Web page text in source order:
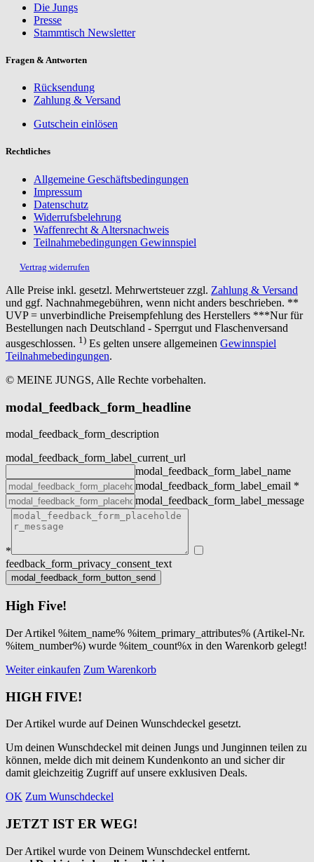
Die Jungs
Presse
Stammtisch Newsletter
Fragen & Antworten
Rücksendung
Zahlung & Versand
Gutschein einlösen
Rechtliches
Allgemeine Geschäftsbedingungen
Impressum
Datenschutz
Widerrufsbelehrung
Waffenrecht & Altersnachweis
Teilnahmebedingungen Gewinnspiel
Vertrag widerrufen
Alle Preise inkl. gesetzl. Mehrwertsteuer zzgl. Zahlung & Versand
und ggf. Nachnahmegebühren, wenn nicht anders beschrieben. **
UVP = unverbindliche Preisempfehlung des Herstellers ***Nur für
Bestellungen nach Deutschland - Sperrgut und Flaschenversand
ausgeschlossen. 1) Es gelten unsere allgemeinen Gewinnspiel
Teilnahmebedingungen.
© MEINE JUNGS, Alle Rechte vorbehalten.
modal_feedback_form_headline
modal_feedback_form_description
modal_feedback_form_label_current_url
modal_feedback_form_label_name
modal_feedback_form_label_email *
modal_feedback_form_label_message
*
feedback_form_privacy_consent_text
High Five!
Der Artikel %item_name% %item_primary_attributes% (Artikel-Nr.
%item_number%) wurde %item_count%x in den Warenkorb gelegt!
Weiter einkaufen Zum Warenkorb
HIGH FIVE!
Der Artikel wurde auf Deinen Wunschdeckel gesetzt.
Um deinen Wunschdeckel mit deinen Jungs und Junginnen teilen zu
können, melde dich mit deinem Kundenkonto an und sicher dir
damit gleichzeitig Zugriff auf unsere exklusiven Deals.
OK Zum Wunschdeckel
JETZT IST ER WEG!
Der Artikel wurde von Deinem Wunschdeckel entfernt.